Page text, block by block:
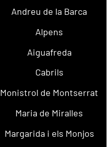
Andreu de la Barca
Alpens
Aiguafreda
Cabrils
Monistrol de Montserrat
Maria de Miralles
Margarida i els Monjos